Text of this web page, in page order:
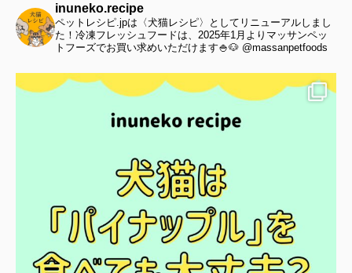
inuneko.recipe
ペットレシピ.jpは〈犬猫レシピ〉としてリニューアルしまし
た！冷凍フレッシュフードは、2025年1月よりマッサンペッ
トフーズでお買い求めいただけます🍚🐶 @massanpetfoods